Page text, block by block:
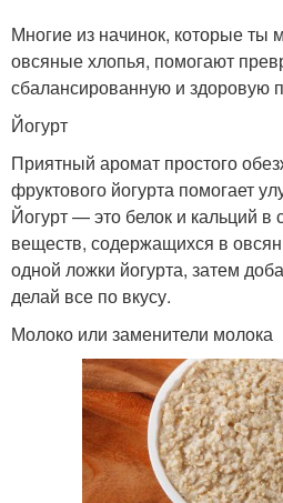
Многие из начинок, которые ты
овсяные хлопья, помогают
сбалансированную и здоровую
Йогурт
Приятный аромат простого
фруктового йогурта помогает
Йогурт — это белок и кальций в
веществ, содержащихся в
одной ложки йогурта, затем
делай все по вкусу.
Молоко или заменители молока